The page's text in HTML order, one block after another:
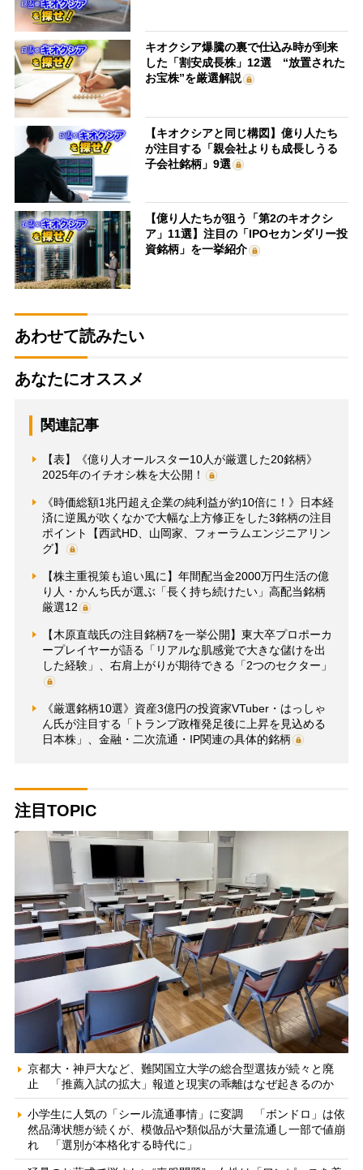
キオクシア爆騰の裏で仕込み時が到来
した「割安成長株」12選 “放置された
お宝株”を厳選解説
【キオクシアと同じ構図】億り人たち
が注目する「親会社よりも成長しうる
子会社銘柄」9選
【億り人たちが狙う「第2のキオクシ
ア」11選】注目の「IPOセカンダリー投
資銘柄」を一挙紹介
あわせて読みたい
あなたにオススメ
関連記事
【表】《億り人オールスター10人が厳選した20銘柄》
2025年のイチオシ株を大公開！
《時価総額1兆円超え企業の純利益が約10倍に！》日本経
済に逆風が吹くなかで大幅な上方修正をした3銘柄の注目
ポイント【西武HD、山岡家、フォーラムエンジニアリン
グ】
【株主重視策も追い風に】年間配当金2000万円生活の億
り人・かんち氏が選ぶ「長く持ち続けたい」高配当銘柄
厳選12
【木原直哉氏の注目銘柄7を一挙公開】東大卒プロポーカ
ープレイヤーが語る「リアルな肌感覚で大きな儲けを出
した経験」、右肩上がりが期待できる「2つのセクター」
《厳選銘柄10選》資産3億円の投資家VTuber・はっしゃ
ん氏が注目する「トランプ政権発足後に上昇を見込める
日本株」、金融・二次流通・IP関連の具体的銘柄
注目TOPIC
京都大・神戸大など、難関国立大学の総合型選抜が続々と廃
止 「推薦入試の拡大」報道と現実の乖離はなぜ起きるのか
小学生に人気の「シール流通事情」に変調 「ボンドロ」は依
然品薄状態が続くが、模倣品や類似品が大量流通し一部で値崩
れ 「選別が本格化する時代に」